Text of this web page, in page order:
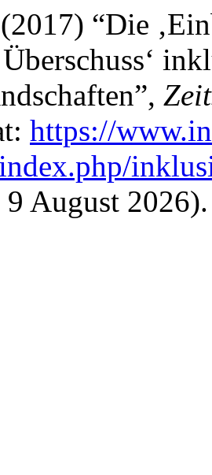
“Die
Überschuss‘
https://
9 August 2026).